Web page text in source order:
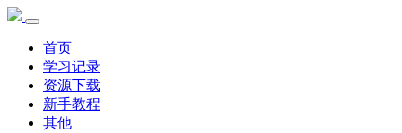
首页
学习记录
资源下载
新手教程
其他